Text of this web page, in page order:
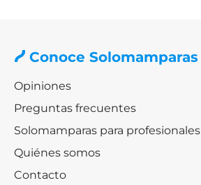
Conoce Solomamparas
Opiniones
Preguntas frecuentes
Solomamparas para profesionales
Quiénes somos
Contacto